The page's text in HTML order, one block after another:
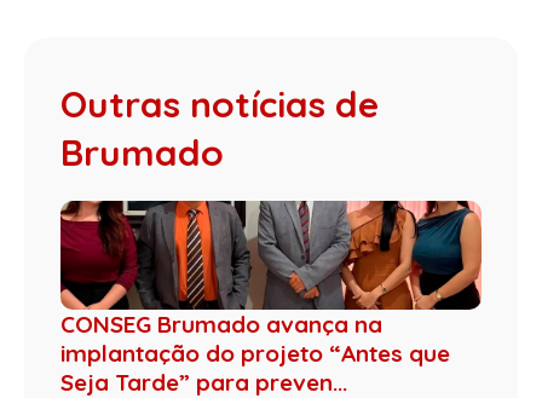
Outras notícias de
Brumado
CONSEG Brumado avança na
implantação do projeto “Antes que
Seja Tarde” para preven...